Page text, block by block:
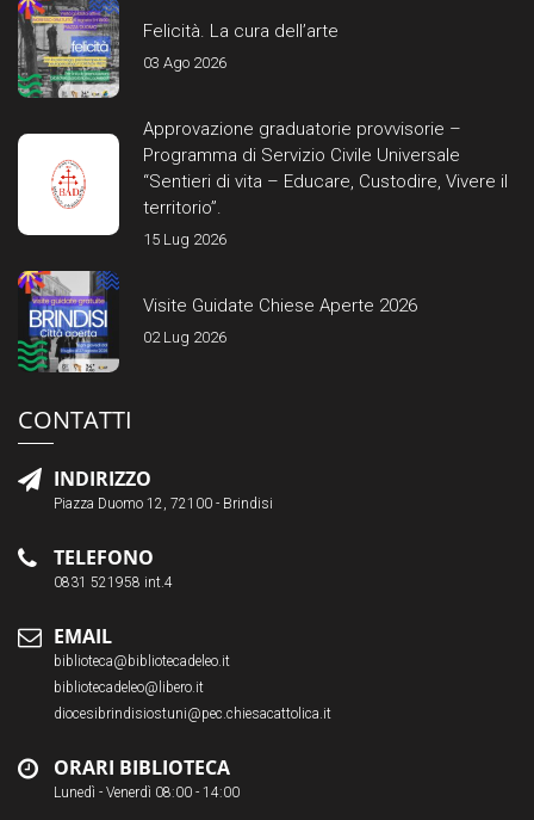
Felicità. La cura dell’arte
03 Ago 2026
Approvazione graduatorie provvisorie –
Programma di Servizio Civile Universale
“Sentieri di vita – Educare, Custodire, Vivere il
territorio”.
15 Lug 2026
Visite Guidate Chiese Aperte 2026
02 Lug 2026
CONTATTI
INDIRIZZO
Piazza Duomo 12, 72100 - Brindisi
TELEFONO
0831 521958 int.4
EMAIL
biblioteca@bibliotecadeleo.it
bibliotecadeleo@libero.it
diocesibrindisiostuni@pec.chiesacattolica.it
ORARI BIBLIOTECA
Lunedì - Venerdì 08:00 - 14:00